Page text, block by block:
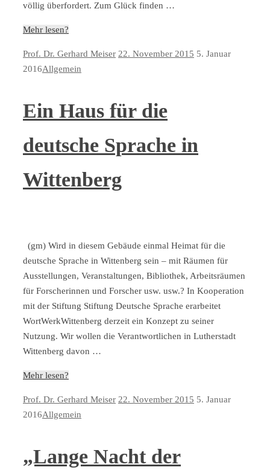
völlig überfordert. Zum Glück finden …
Mehr lesen?
Prof. Dr. Gerhard Meiser 22. November 2015 5. Januar
2016Allgemein
Ein Haus für die
deutsche Sprache in
Wittenberg
(gm) Wird in diesem Gebäude einmal Heimat für die
deutsche Sprache in Wittenberg sein – mit Räumen für
Ausstellungen, Veranstaltungen, Bibliothek, Arbeitsräumen
für Forscherinnen und Forscher usw. usw.? In Kooperation
mit der Stiftung Stiftung Deutsche Sprache erarbeitet
WortWerkWittenberg derzeit ein Konzept zu seiner
Nutzung. Wir wollen die Verantwortlichen in Lutherstadt
Wittenberg davon …
Mehr lesen?
Prof. Dr. Gerhard Meiser 22. November 2015 5. Januar
2016Allgemein
„Lange Nacht der